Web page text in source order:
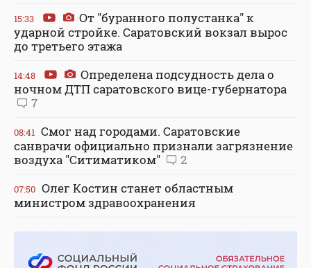
15:33
От "буранного полустанка" к
ударной стройке. Саратовский вокзал вырос
до третьего этажа
14:48
Определена подсудность дела о
ночном ДТП саратовского вице-губернатора
7
08:41 Смог над городами. Саратовские
санврачи официально признали загрязнение
воздуха "Ситиматиком"
2
07:50 Олег Костин станет областным
министром здравоохранения